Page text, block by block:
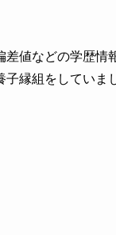
値などの学歴
縁組をしてい